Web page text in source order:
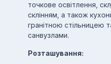
точкове освітлення,
склінням, а також
гранітною стільницею
санвузлами.
Розташування: